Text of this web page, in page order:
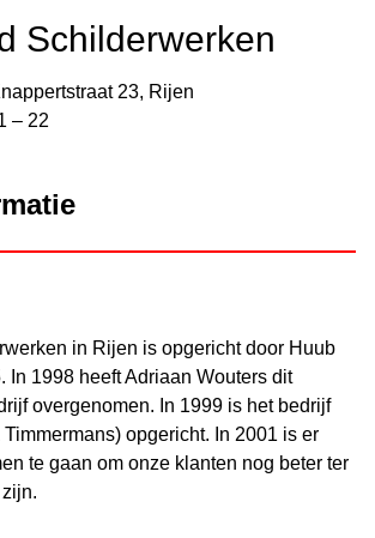
Schilderwerken
23, Rijen
– 22
in Rijen is opgericht door Huub
In 1998 heeft Adriaan Wouters dit
overgenomen. In 1999 is het bedrijf
opgericht. In 2001 is er
te gaan om onze klanten nog beter ter